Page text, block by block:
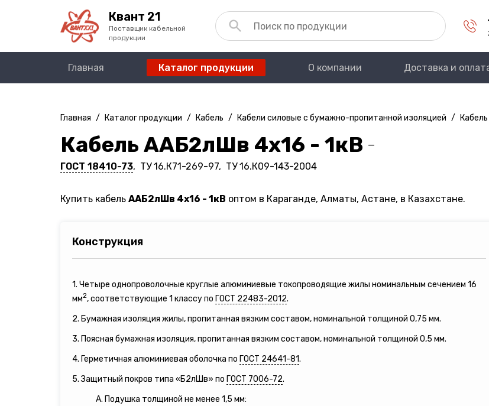
Квант 21
Поставщик кабельной
продукции
Главная Каталог продукции О компании Доставка и
Главная / Каталог продукции / Кабель / Кабели силовые с бумажно-пропитанной изоляцией /
Кабель ААБ2лШв 4х16 - 1кВ —
ГОСТ 18410-73, ТУ 16.К71-269-97, ТУ 16.К09-143-2004
Купить кабель ААБ2лШв 4х16 - 1кВ оптом в Караганде, Алматы, Астане, в Казахстане.
Конструкция
1. Четыре однопроволочные круглые алюминиевые токопроводящие жилы номинальным сечением 16
мм2, соответствующие 1 классу по ГОСТ 22483-2012.
2. Бумажная изоляция жилы, пропитанная вязким составом, номинальной толщиной 0,75 мм.
3. Поясная бумажная изоляция, пропитанная вязким составом, номинальной толщиной 0,5 мм.
4. Герметичная алюминиевая оболочка по ГОСТ 24641-81.
5. Защитный покров типа «Б2лШв» по ГОСТ 7006-72.
А. Подушка толщиной не менее 1,5 мм: